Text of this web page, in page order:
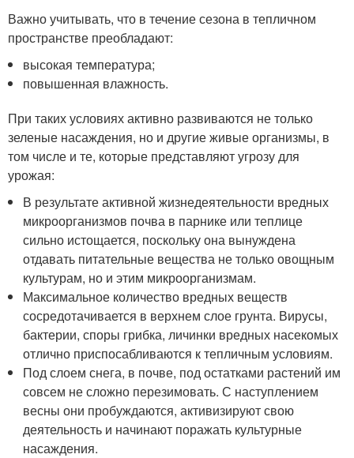
Важно учитывать, что в течение сезона в тепличном
пространстве преобладают:
высокая температура;
повышенная влажность.
При таких условиях активно развиваются не только
зеленые насаждения, но и другие живые организмы, в
том числе и те, которые представляют угрозу для
урожая:
В результате активной жизнедеятельности вредных
микроорганизмов почва в парнике или теплице
сильно истощается, поскольку она вынуждена
отдавать питательные вещества не только овощным
культурам, но и этим микроорганизмам.
Максимальное количество вредных веществ
сосредотачивается в верхнем слое грунта. Вирусы,
бактерии, споры грибка, личинки вредных насекомых
отлично приспосабливаются к тепличным условиям.
Под слоем снега, в почве, под остатками растений им
совсем не сложно перезимовать. С наступлением
весны они пробуждаются, активизируют свою
деятельность и начинают поражать культурные
насаждения.